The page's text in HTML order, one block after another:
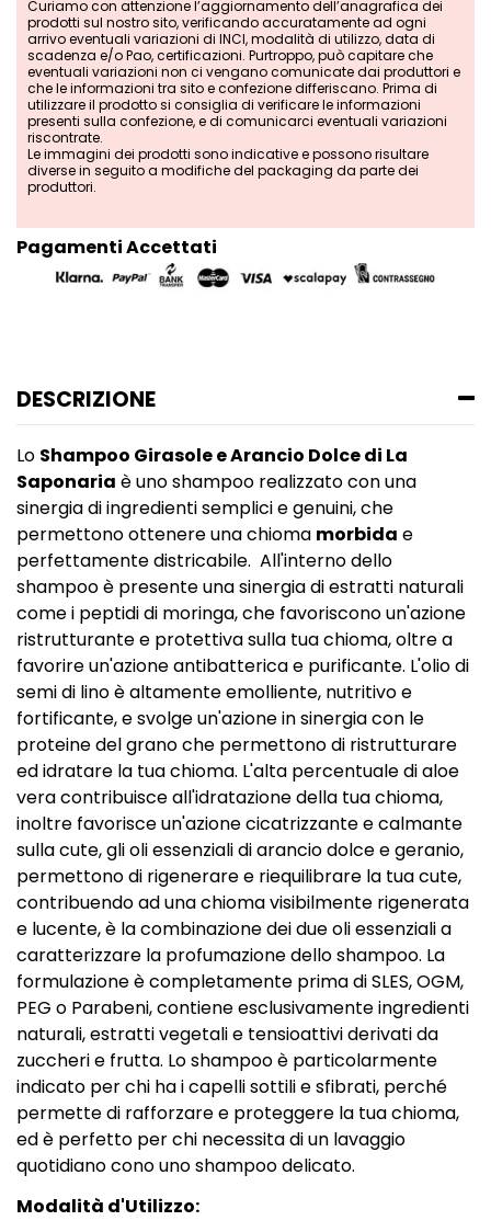
Curiamo con attenzione l’aggiornamento dell’anagrafica dei
prodotti sul nostro sito, verificando accuratamente ad ogni
arrivo eventuali variazioni di INCI, modalità di utilizzo, data di
scadenza e/o Pao, certificazioni. Purtroppo, può capitare che
eventuali variazioni non ci vengano comunicate dai produttori e
che le informazioni tra sito e confezione differiscano. Prima di
utilizzare il prodotto si consiglia di verificare le informazioni
presenti sulla confezione, e di comunicarci eventuali variazioni
riscontrate.
Le immagini dei prodotti sono indicative e possono risultare
diverse in seguito a modifiche del packaging da parte dei
produttori.
Pagamenti Accettati
DESCRIZIONE
Lo Shampoo Girasole e Arancio Dolce di La
Saponaria è uno shampoo realizzato con una
sinergia di ingredienti semplici e genuini, che
permettono ottenere una chioma morbida e
perfettamente districabile. All'interno dello
shampoo è presente una sinergia di estratti naturali
come i peptidi di moringa, che favoriscono un'azione
ristrutturante e protettiva sulla tua chioma, oltre a
favorire un'azione antibatterica e purificante. L'olio di
semi di lino è altamente emolliente, nutritivo e
fortificante, e svolge un'azione in sinergia con le
proteine del grano che permettono di ristrutturare
ed idratare la tua chioma. L'alta percentuale di aloe
vera contribuisce all'idratazione della tua chioma,
inoltre favorisce un'azione cicatrizzante e calmante
sulla cute, gli oli essenziali di arancio dolce e geranio,
permettono di rigenerare e riequilibrare la tua cute,
contribuendo ad una chioma visibilmente rigenerata
e lucente, è la combinazione dei due oli essenziali a
caratterizzare la profumazione dello shampoo. La
formulazione è completamente prima di SLES, OGM,
PEG o Parabeni, contiene esclusivamente ingredienti
naturali, estratti vegetali e tensioattivi derivati da
zuccheri e frutta. Lo shampoo è particolarmente
indicato per chi ha i capelli sottili e sfibrati, perché
permette di rafforzare e proteggere la tua chioma,
ed è perfetto per chi necessita di un lavaggio
quotidiano cono uno shampoo delicato.
Modalità d'Utilizzo: